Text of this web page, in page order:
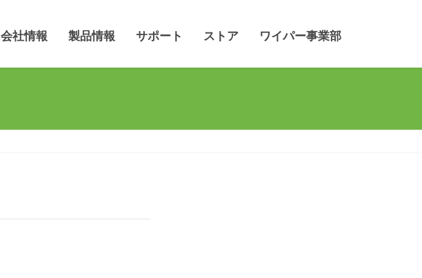
会社情報 製品情報 サポート ストア ワイパー事業部